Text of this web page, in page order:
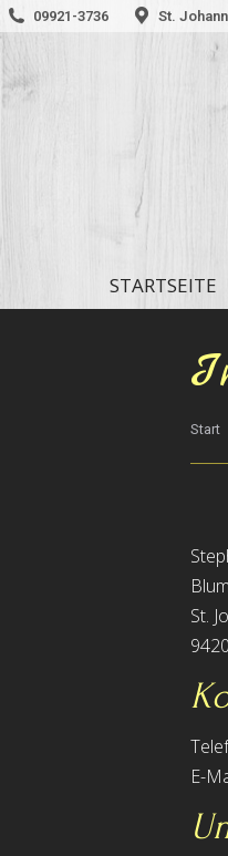
09921-3736 St.
STARTSEITE
Sie
Start
St.
E-
STARTSEITE